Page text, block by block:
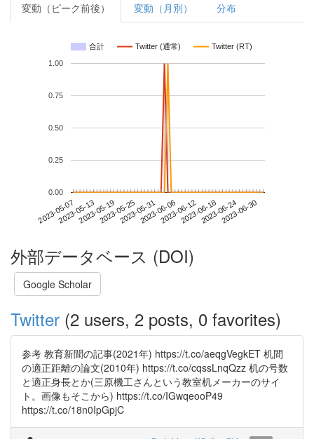
変動（ピーク前後） 変動（月別） 分布
合計 Twitter (通常) Twitter (RT)
2023-05-072023-05-132023-05-192023-05-252023-05-312023-06-062023-06-122023-06-182023-06-242023-06-30
0.00
0.25
0.50
0.75
1.00
外部データベース (DOI)
Google Scholar
Twitter (2 users, 2 posts, 0 favorites)
参考 教育新聞の記事(2021年) https://t.co/aeqgVegkET 机間
の適正距離の論文(2010年) https://t.co/cqssLnqQzz 机の号数
と適正身長とか(三原機工さんという教室机メーカーのサイ
ト。画像もそこから) https://t.co/IGwqeooP49
https://t.co/18n0IpGpjC